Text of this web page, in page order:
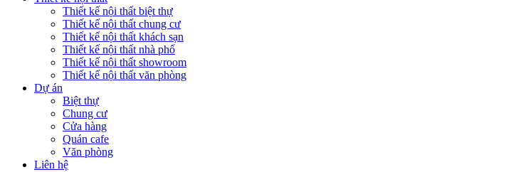
Thiết kế nội thất biệt thự
Thiết kế nội thất chung cư
Thiết kế nội thất khách sạn
Thiết kế nội thất nhà phố
Thiết kế nội thất showroom
Thiết kế nội thất văn phòng
Dự án
Biệt thự
Chung cư
Cửa hàng
Quán cafe
Văn phòng
Liên hệ